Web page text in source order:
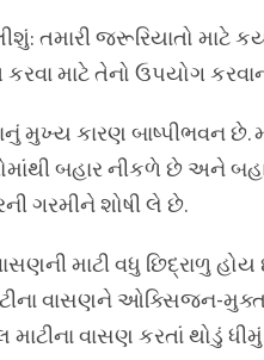
જરૂરિયાતો માટે
માટે તેનો ઉપયોગ
મુખ્ય કારણ બાષ્પીભવન છે.
બહાર નીકળે છે અને
ગરમીને શોષી લે છે.
માટી વધુ છિદ્રાળુ
વાસણને
વાસણ કરતાં થોડું